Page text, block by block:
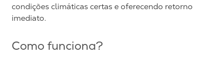
condições climáticas certas e oferecendo retorno
imediato.
Como funciona?